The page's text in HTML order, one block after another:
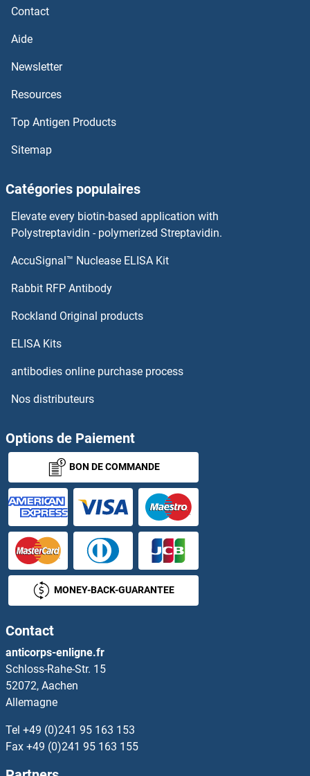
GGT7 Anticorps
gGT6 Anticorps
GGT5 Anticorps
GGT1 Anticorps
GGPS1 Anticorps
GGNBP2 Anticorps
GIMAP7 Anticorps
GIMAP8 Anticorps
GIN1 Anticorps
GINS1 Anticorps
GINS2 Anticorps
GINS3 Anticorps
GINS4 Anticorps
GIPC1 Anticorps
GIPC2 Anticorps
GIPC3 Anticorps
GIPR Anticorps
Girdin Anticorps
Contact
Aide
Newsletter
Resources
Top Antigen Products
Sitemap
Catégories populaires
Elevate every biotin-based application with
Polystreptavidin - polymerized Streptavidin.
AccuSignal™ Nuclease ELISA Kit
Rabbit RFP Antibody
Rockland Original products
ELISA Kits
antibodies online purchase process
Nos distributeurs
Options de Paiement
BON DE COMMANDE
MONEY-BACK-GUARANTEE
Contact
anticorps-enligne.fr
Schloss-Rahe-Str. 15
52072, Aachen
Allemagne
Tel +49 (0)241 95 163 153
Fax +49 (0)241 95 163 155